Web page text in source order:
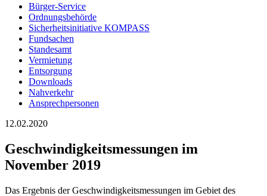
Bürger-Service
Ordnungsbehörde
Sicherheitsinitiative KOMPASS
Fundsachen
Standesamt
Vermietung
Entsorgung
Downloads
Nahverkehr
Ansprechpersonen
12.02.2020
Geschwindigkeitsmessungen im
November 2019
Das Ergebnis der Geschwindigkeitsmessungen im Gebiet des